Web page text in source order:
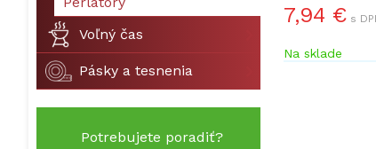
7,94 € s
Na sklade
Voľný čas
Pásky a tesnenia
Potrebujete poradiť?